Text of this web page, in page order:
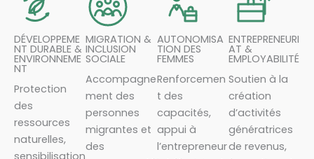
DÉVELOPPEME
NT DURABLE &
ENVIRONNEME
NT
Protection
des
ressources
naturelles,
MIGRATION &
INCLUSION
SOCIALE
Accompagne
ment des
personnes
migrantes et
des
AUTONOMISA
TION DES
FEMMES
Renforcemen
t des
capacités,
appui à
l’entrepreneur
ENTREPRENEURI
AT &
EMPLOYABILITÉ
Soutien à la
création
d’activités
génératrices
de revenus,